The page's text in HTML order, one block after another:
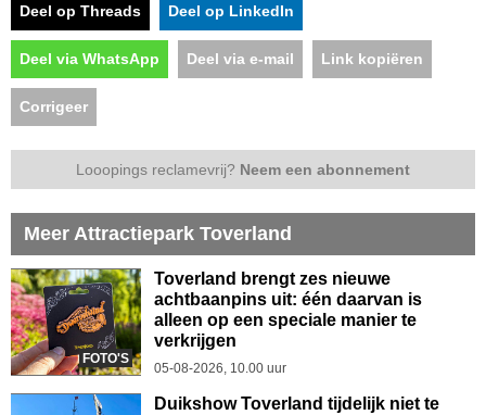
Deel op Threads Deel op LinkedIn
Deel via WhatsApp Deel via e-mail Link kopiëren
Corrigeer
Looopings reclamevrij? Neem een abonnement
Meer Attractiepark Toverland
FOTO'S
Toverland brengt zes nieuwe
achtbaanpins uit: één daarvan is
alleen op een speciale manier te
verkrijgen
05-08-2026, 10.00 uur
Duikshow Toverland tijdelijk niet te